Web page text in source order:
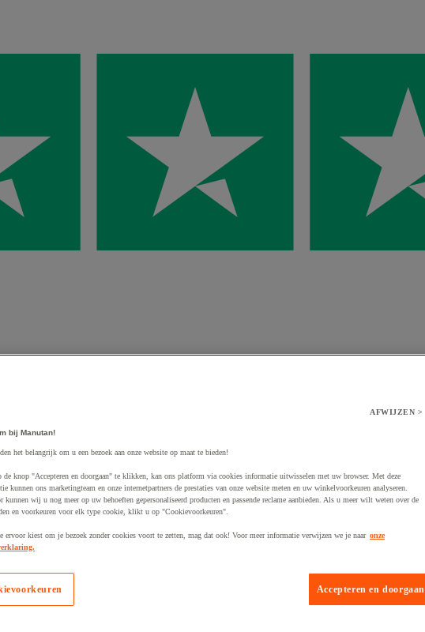
AFWIJZEN >
bij Manutan!
het belangrijk om u een bezoek aan onze website op maat te bieden!
de knop "Accepteren en doorgaan" te klikken, kan ons platform via cookies informatie uitwisselen met uw browser. Met deze
kunnen ons marketingteam en onze internetpartners de prestaties van onze website meten en uw winkelvoorkeuren analyseren.
kunnen wij u nog meer op uw behoeften gepersonaliseerd producten en passende reclame aanbieden. Als u meer wilt weten over de
en voorkeuren voor elk type cookie, klikt u op "Cookievoorkeuren".
ervoor kiest om je bezoek zonder cookies voort te zetten, mag dat ook! Voor meer informatie verwijzen we je naar onze
Accepteren en doorgaan